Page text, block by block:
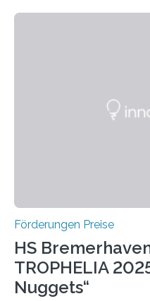
Foundation, des BIAL
Förderungen Preise
HS
TROPHELIA
Nuggets“